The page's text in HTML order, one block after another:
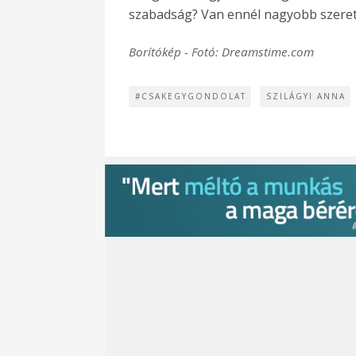
szabadság? Van ennél nagyobb
Borítókép - Fotó: Dreamstime.com
#CSAKEGYGONDOLAT SZILÁGYI ANNA